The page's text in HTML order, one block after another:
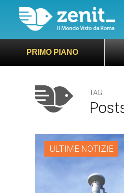
PRIMO PIANO
TAG
ULTIME NOTIZIE